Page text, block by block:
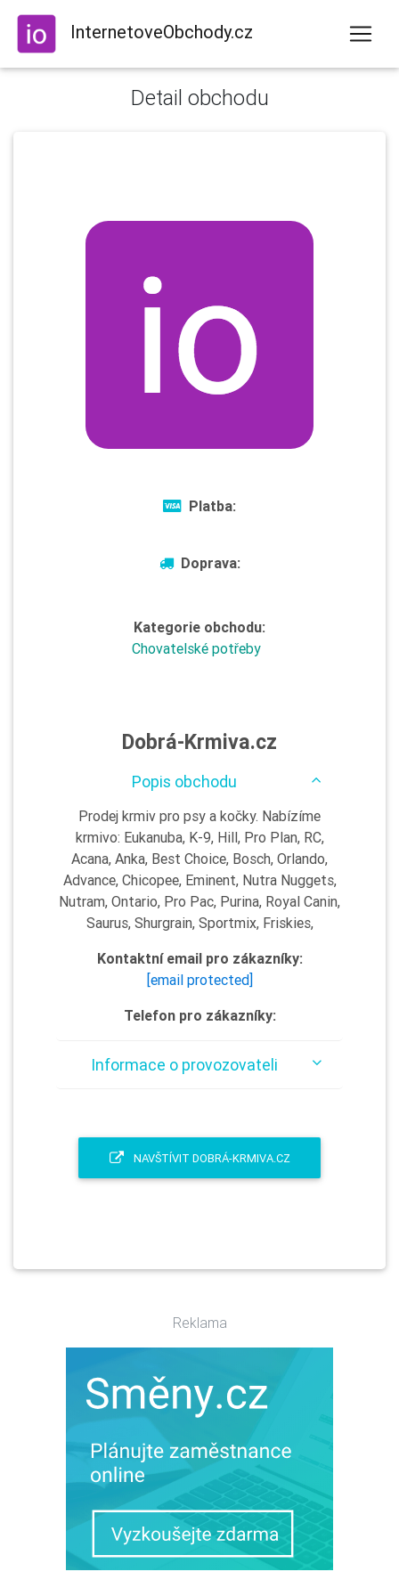
InternetoveObchody.cz
Detail obchodu
Platba:
Doprava:
Kategorie obchodu:
Chovatelské potřeby
Dobrá-Krmiva.cz
Popis obchodu
Prodej krmiv pro psy a kočky. Nabízíme
krmivo: Eukanuba, K-9, Hill, Pro Plan, RC,
Acana, Anka, Best Choice, Bosch, Orlando,
Advance, Chicopee, Eminent, Nutra Nuggets,
Nutram, Ontario, Pro Pac, Purina, Royal Canin,
Saurus, Shurgrain, Sportmix, Friskies,
Kontaktní email pro zákazníky:
[email protected]
Telefon pro zákazníky:
Informace o provozovateli
NAVŠTÍVIT DOBRÁ-KRMIVA.CZ
Reklama